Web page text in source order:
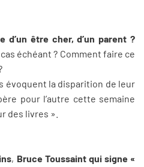
d’un être cher, d’un parent ?
échéant ? Comment faire ce
évoquent la disparition de leur
pour l’autre cette semaine
des livres ».
, Bruce Toussaint qui signe «